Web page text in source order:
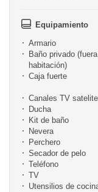
Equipamiento
Armario
Baño privado
habitación)
Caja fuerte
Canales TV satelite
Ducha
Kit de baño
Nevera
Perchero
Secador de pelo
Teléfono
TV
Utensilios de